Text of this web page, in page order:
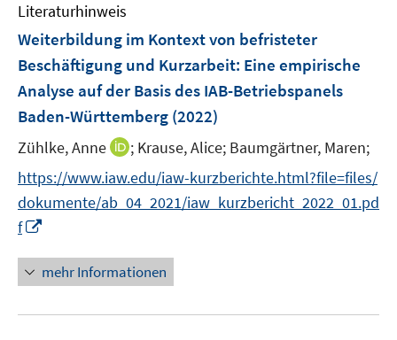
t
e
f
e
n
m
F
n
s
t
e
ö
f
e
n
Literaturhinweis
Weiterbildung im Kontext von befristeter
Beschäftigung und Kurzarbeit: Eine empirische
Analyse auf der Basis des IAB-Betriebspanels
Baden-Württemberg (2022)
Zühlke, Anne
I
n
e
e
m
e
; Krause, Alice; Baumgärtner, Maren;
https://www.iaw.edu/iaw-kurzberichte.html?file=files/
dokumente/ab_04_2021/iaw_kurzbericht_2022_01.pd
f
n
e
u
mehr Informationen